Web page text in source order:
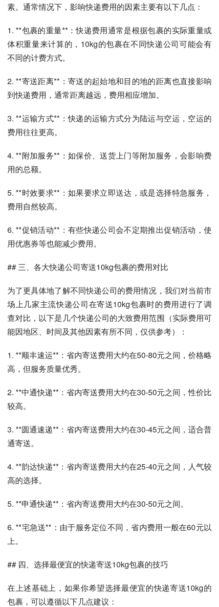
素。通常情况下，影响快递费用的因素主要有以下几点：
1. **包裹的重量**：快递费用通常是根据包裹的实际重量或
体积重量来计算的，10kg的包裹在不同快递公司可能会有
不同的计费方式。
2. **寄送距离**：寄送的起始地和目的地的距离也直接影响
到快递费用，通常距离越远，费用相应增加。
3. **运输方式**：快递的运输方式分为陆运与空运，空运的
费用往往更高。
4. **附加服务**：如保价、送货上门等附加服务，会影响费
用的总额。
5. **时效要求**：如果要求立即送达，或是选择特急服务，
费用自然较高。
6. **促销活动**：有些快递公司会不定期推出促销活动，使
用优惠券等也能减少费用。
## 三、各大快递公司寄送10kg包裹的费用对比
为了更具体地了解不同快递公司的费用情况，我们对当前市
场上几家主流快递公司在寄送10kg包裹时的费用进行了调
查对比，以下是几个快递公司的大致费用范围（实际费用可
能因地区、时间及其他因素有所不同，仅供参考）：
1. **顺丰速运**：省内寄送费用大约在50-80元之间，价格略
高，但服务质量优秀。
2. **中通快递**：省内寄送费用大约在30-50元之间，性价比
较高。
3. **圆通速递**：省内寄送费用大约在30-45元之间，适合普
通寄送。
4. **韵达快递**：省内寄送费用大约在25-40元之间，人气较
高的选择。
5. **申通快递**：省内寄送费用大约在30-50元之间。
6. **宅急送**：由于服务定位不同，省内费用一般在60元以
上。
## 四、选择最便宜的快递寄送10kg包裹的技巧
在上述基础上，如果你希望选择最便宜的快递寄送10kg的
包裹，可以遵循以下几点建议：